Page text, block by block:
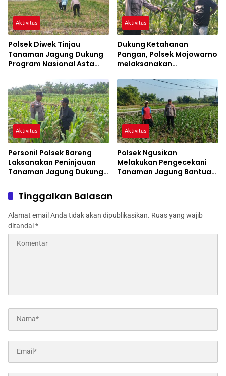
Aktivitas
Polsek Diwek Tinjau
Tanaman Jagung Dukung
Program Nasional Asta
Aktivitas
Dukung Ketahanan
Pangan, Polsek Mojowarno
melaksanakan
Jagung
Aktivitas
Personil Polsek Bareng
Laksanakan Peninjauan
Tanaman Jagung Dukung
Pangan
Aktivitas
Polsek Ngusikan
Melakukan Pengecekani
Tanaman Jagung Bantuan
Tinggalkan Balasan
Alamat email Anda tidak akan dipublikasikan. Ruas yang wajib
ditandai*